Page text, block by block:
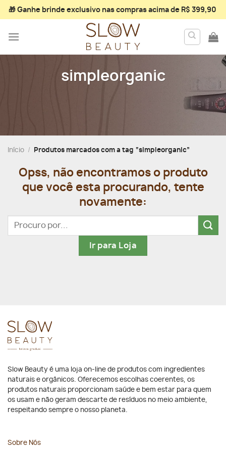
Skip
to
🎁 Ganhe brinde exclusivonas compras acima de R$ 399,90
simpleorganic
Início / Produtos marcados com a tag “simpleorganic”
Opss, não encontramos o produto
que você esta procurando, tente
novamente:
Pesquisar
Ir para Loja
Slow Beauty é uma loja on-line de produtos com ingredientes
naturais e orgânicos. Oferecemos escolhas coerentes, os
produtos naturais proporcionam saúde e bem estar para quem
os usam e não geram descarte de resíduos no meio ambiente,
respeitando sempre o nosso planeta.
Sobre Nós